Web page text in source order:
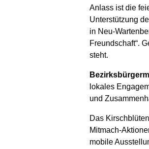
Anlass ist die
Unterstützung
in Neu-
Freundschaft“.
steht.
lokales
und
Das
Mitmach-
mobile